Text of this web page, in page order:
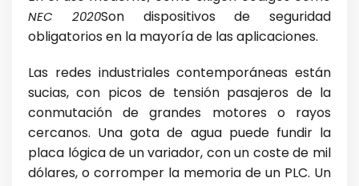
NEC 2020Son dispositivos de seguridad
obligatorios en la mayoría de las aplicaciones.
Las redes industriales contemporáneas están
sucias, con picos de tensión pasajeros de la
conmutación de grandes motores o rayos
cercanos. Una gota de agua puede fundir la
placa lógica de un variador, con un coste de mil
dólares, o corromper la memoria de un PLC. Un